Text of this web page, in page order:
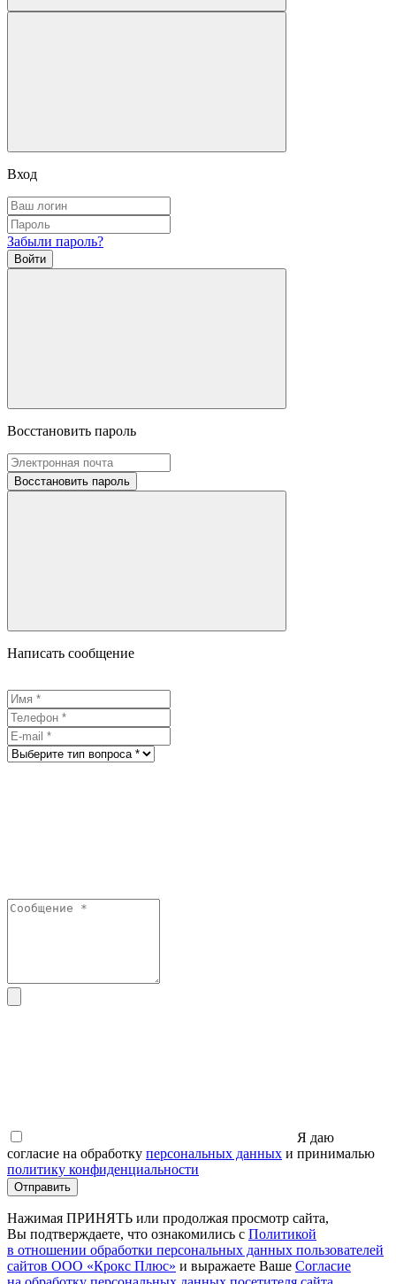
Вход
Забыли пароль?
Войти
Восстановить пароль
Восстановить пароль
Написать сообщение
Я даю
согласие на обработку персональных данных и принималью
политику конфиденциальности
Отправить
Нажимая ПРИНЯТЬ или продолжая просмотр сайта,
Вы подтверждаете, что ознакомились с Политикой
в отношении обработки персональных данных пользователей
сайтов ООО «Крокс Плюс» и выражаете Ваше Согласие